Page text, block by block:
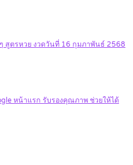
สูตรหวย งวดวันที่ 16 กุมภาพันธ์ 2568
หน้าแรก รับรองคุณภาพ ช่วยให้ได้